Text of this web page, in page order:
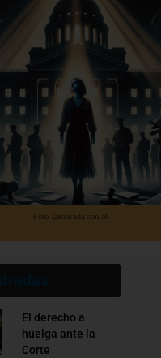
Foto. Generada con IA.
El derecho a
huelga ante la
Corte